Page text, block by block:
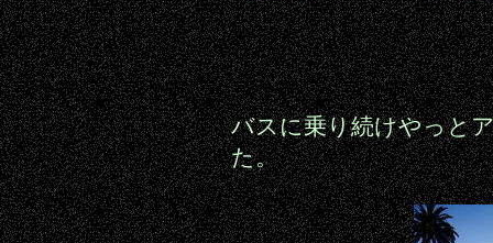
バスに乗り続けやっと
た。